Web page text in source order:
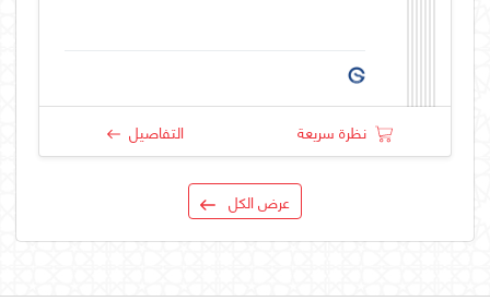
نظرة سريعة التفاصيل
عرض الكل